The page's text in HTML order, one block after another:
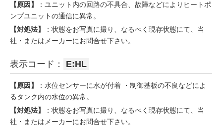
【原因】
：ユニット内の回路の不具合、故障などによりヒートポ
ンプユニットの通信に異常。
【対処法】
：状態をお写真に撮り、なるべく現存状態にて、当
社・またはメーカーにお問合せ下さい。
表示コード： E:HL
【原因】
：水位センサーに水が付着 ・制御基板の不良などによ
るタンク内の水位の異常。
【対処法】
：状態をお写真に撮り、なるべく現存状態にて、当
社・またはメーカーにお問合せ下さい。